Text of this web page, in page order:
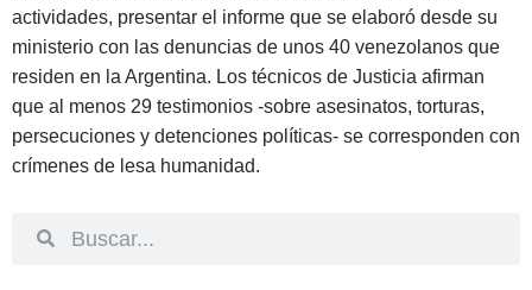
actividades, presentar el informe que se elaboró desde su
ministerio con las denuncias de unos 40 venezolanos que
residen en la Argentina. Los técnicos de Justicia afirman
que al menos 29 testimonios -sobre asesinatos, torturas,
persecuciones y detenciones políticas- se corresponden con
crímenes de lesa humanidad.